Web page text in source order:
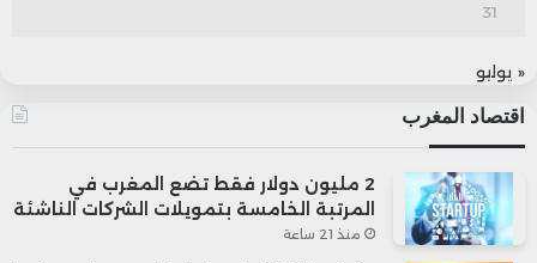
31
« يوليو
اقتصاد المغرب
2 مليون دولار فقط تضع المغرب في
المرتبة الخامسة بتمويلات الشركات الناشئة
منذ 21 ساعة